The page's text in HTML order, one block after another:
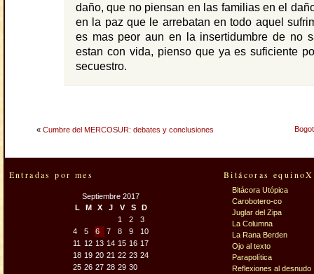
daño, que no piensan en las familias en el
en la paz que le arrebatan en todo aquel
es mas peor aun en la insertidumbre de no
estan con vida, pienso que ya es suficiente
secuestro.
« Cumbre del MERCOSUR: debates y conclusiones
Entradas por mes
Septiembre 2017
L
M X J V S D
1 2
3
4
5 6 7 8 9
10
11
12 13 14 15 16 17
18 19 20 21 22 23 24
25 26 27 28 29 30
Bitácoras
Bitácora Utópica
Carobotero-co
Juglar del Zipa
La Columna
La Rana Berden
Ojo al texto
Parapolítica
Reflexiones al desnudo